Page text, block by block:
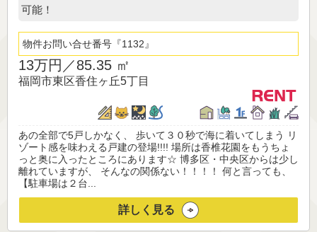
可能！
物件お問い合せ番号 1132
13万円／85.35 ㎡
福岡市東区香住ヶ丘5丁目
あの全部で5戸しかなく、 歩いて３０秒で海に着いてしまう リ
ゾート感を味わえる戸建の登場!!!! 場所は香椎花園をもうちょ
っと奥に入ったところにあります☆ 博多区・中央区からは少し
離れていますが、 そんなの関係ない！！！！ 何と言っても、
【駐車場は２台...
詳しく見る